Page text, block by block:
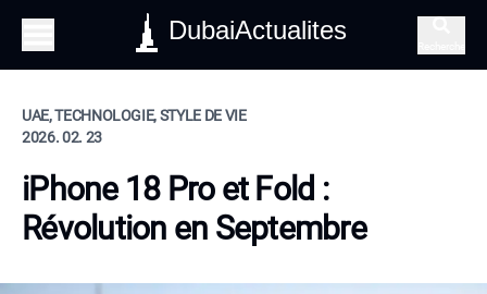
DubaiActualites
UAE, TECHNOLOGIE, STYLE DE VIE
2026. 02. 23
iPhone 18 Pro et Fold :
Révolution en Septembre